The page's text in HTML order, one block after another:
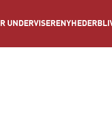
UNDERVISERE NYHEDER